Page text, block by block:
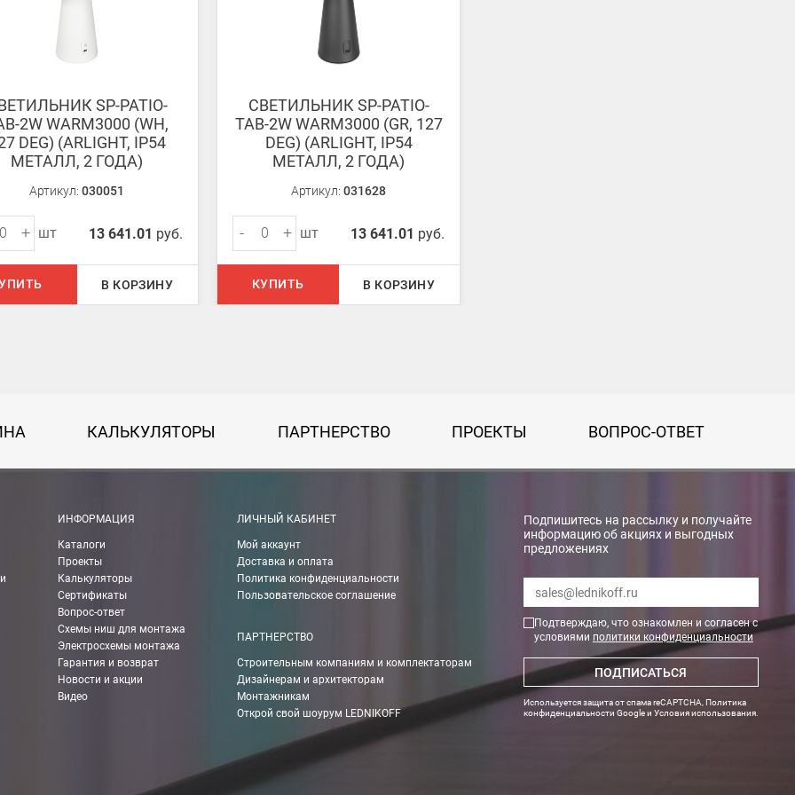
SP-PATIO-
2W WARM3000 (WH,
DEG) (ARLIGHT, IP54
МЕТАЛЛ, 2 ГОДА)
Артикул: 030051
+ шт 13 641.01 руб.
В КОРЗИНУ
СВЕТИЛЬНИК SP-PATIO-
TAB-2W WARM3000 (GR, 127
DEG) (ARLIGHT, IP54
МЕТАЛЛ, 2 ГОДА)
Артикул: 031628
- + шт 13 641.01 руб.
КУПИТЬ В КОРЗИНУ
КАЛЬКУЛЯТОРЫ ПАРТНЕРСТВО ПРОЕКТЫ ВОПРОС-ОТВЕТ
ИНФОРМАЦИЯ
Каталоги
Проекты
Калькуляторы
Сертификаты
Вопрос-ответ
Схемы ниш для монтажа
Электросхемы монтажа
Гарантия и возврат
Новости и акции
Видео
ЛИЧНЫЙ КАБИНЕТ
Мой аккаунт
Доставка и оплата
Политика конфиденциальности
Пользовательское соглашение
ПАРТНЕРСТВО
Строительным компаниям и комплектаторам
Дизайнерам и архитекторам
Монтажникам
Открой свой шоурум LEDNIKOFF
Подпишитесь на рассылку и получайте
информацию об акциях и выгодных
предложениях
Подтверждаю, что ознакомлен и согласен с
условиями политики конфиденциальности
ПОДПИСАТЬСЯ
Используется защита от спама reCAPTCHA, Политика
конфиденциальности Googleи Условия использования.